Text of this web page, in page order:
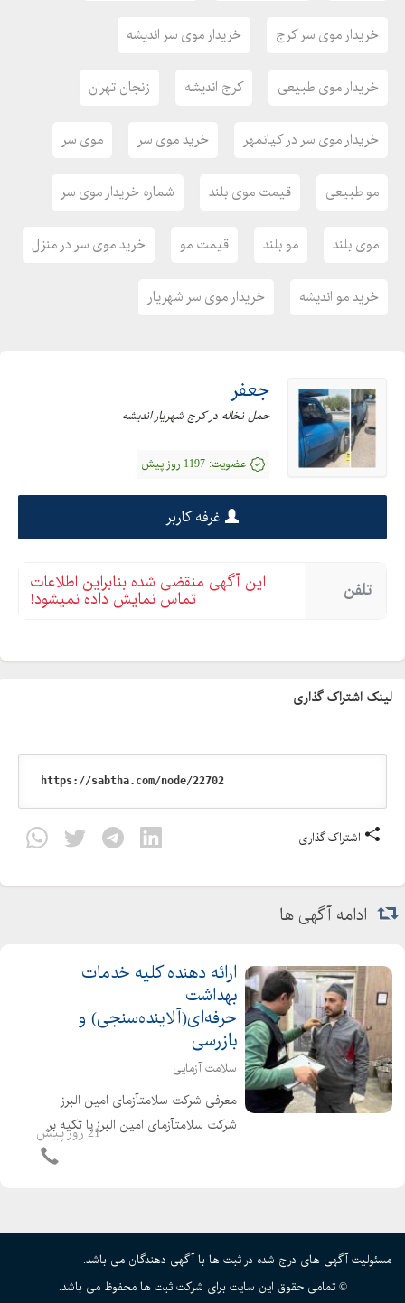
خریدار موی سر کرج خریدار موی سر اندیشه
خریدار موی طبیعی کرج اندیشه زنجان تهران
خریدار موی سر در کیانمهر خرید موی سر موی سر
مو طبیعی قیمت موی بلند شماره خریدار موی سر
موی بلند مو بلند قیمت مو خرید موی سر در منزل
خرید مو اندیشه خریدار موی سر شهریار
جعفر
حمل نخاله در کرج شهریار اندیشه
عضویت: 1197 روز پیش
غرفه کاربر
تلفن این آگهی منقضی شده بنابراین اطلاعات
تماس نمایش داده نمیشود!
لینک اشتراک گذاری
اشتراک گذاری
ادامه آگهی ها
ارائه دهنده کلیه خدمات
بهداشت
حرفه‌ای(آلاینده‌سنجی) و
بازرسی
سلامت آزمایی
معرفی شرکت سلامتآزمای امین البرز
شرکت سلامتآزمای امین البرز با تکیه بر
21 روز پیش
مسئولیت آگهی های درج شده در ثبت ها با آگهی دهندگان می باشد.
© تمامی حقوق این سایت برای شرکت ثبت ها محفوظ می باشد.